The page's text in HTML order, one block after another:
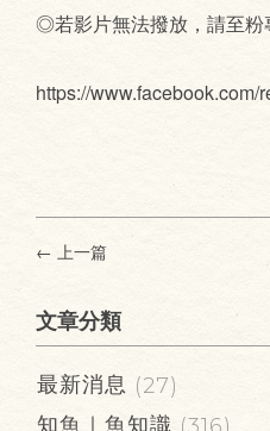
◎若影片無法撥放，請至
https://
← 上一篇
文章分類
最新消息 (27)
知魚｜魚知識